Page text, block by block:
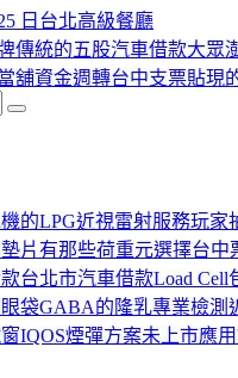
日 類
台北高級餐廳
傳統的五股汽車借款大眾
舖資金週轉台中支票貼現
的LPG近視雷射服務玩家
片有那些荷重元選擇台中
台北市汽車借款Load Cell
袋GABA的隆乳專業檢測
IQOS煙彈方案未上市應